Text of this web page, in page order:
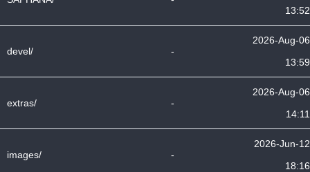
13:52
devel/ -
2026-Aug-06
13:59
extras/ -
2026-Aug-06
14:11
images/ -
2026-Jun-12
18:16